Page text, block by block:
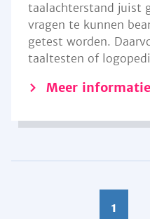
taalachterstand juist
vragen te kunnen
getest worden.
taaltesten of
Meer informatie
1